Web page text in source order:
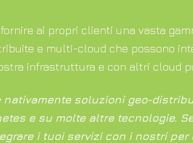
ai propri clienti una vasta
e multi-cloud che possono
infrastruttura e con altri cloud
nativamente soluzioni geo-
e su molte altre tecnologie.
i tuoi servizi con i nostri